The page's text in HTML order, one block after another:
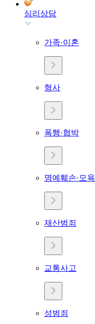
심리상담
가족·이혼
형사
폭행·협박
명예훼손·모욕
재산범죄
교통사고
성범죄